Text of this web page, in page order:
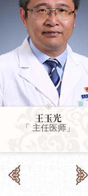
王玉光
「 主任医师」